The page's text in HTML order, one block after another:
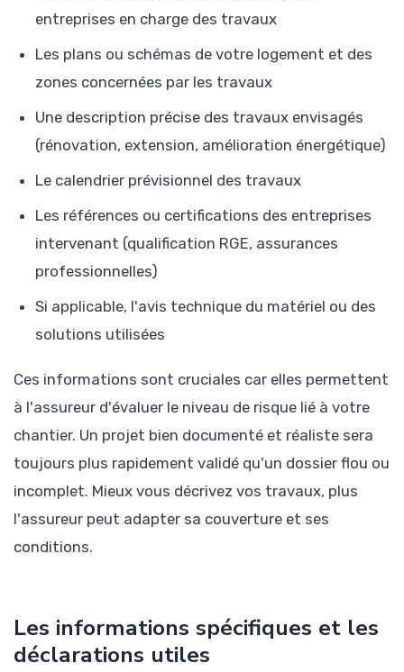
entreprises en charge des travaux
Les plans ou schémas de votre logement et des
zones concernées par les travaux
Une description précise des travaux envisagés
(rénovation, extension, amélioration énergétique)
Le calendrier prévisionnel des travaux
Les références ou certifications des entreprises
intervenant (qualification RGE, assurances
professionnelles)
Si applicable, l'avis technique du matériel ou des
solutions utilisées
Ces informations sont cruciales car elles permettent
à l'assureur d'évaluer le niveau de risque lié à votre
chantier. Un projet bien documenté et réaliste sera
toujours plus rapidement validé qu'un dossier flou ou
incomplet. Mieux vous décrivez vos travaux, plus
l'assureur peut adapter sa couverture et ses
conditions.
Les informations spécifiques et les
déclarations utiles